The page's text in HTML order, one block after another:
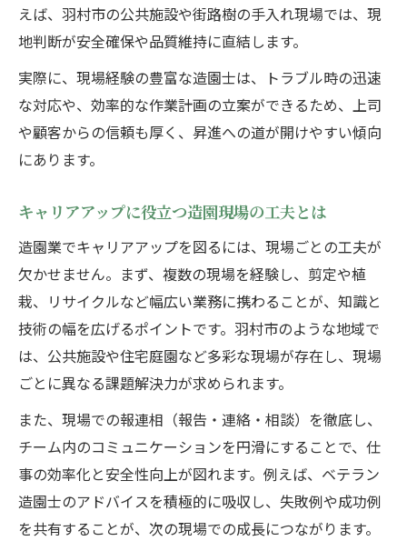
えば、羽村市の公共施設や街路樹の手入れ現場では、現
地判断が安全確保や品質維持に直結します。
実際に、現場経験の豊富な造園士は、トラブル時の迅速
な対応や、効率的な作業計画の立案ができるため、上司
や顧客からの信頼も厚く、昇進への道が開けやすい傾向
にあります。
キャリアアップに役立つ造園現場の工夫とは
造園業でキャリアアップを図るには、現場ごとの工夫が
欠かせません。まず、複数の現場を経験し、剪定や植
栽、リサイクルなど幅広い業務に携わることが、知識と
技術の幅を広げるポイントです。羽村市のような地域で
は、公共施設や住宅庭園など多彩な現場が存在し、現場
ごとに異なる課題解決力が求められます。
また、現場での報連相（報告・連絡・相談）を徹底し、
チーム内のコミュニケーションを円滑にすることで、仕
事の効率化と安全性向上が図れます。例えば、ベテラン
造園士のアドバイスを積極的に吸収し、失敗例や成功例
を共有することが、次の現場での成長につながります。